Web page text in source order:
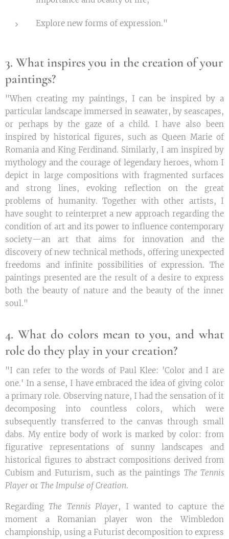
Explore new forms of expression."
3. What inspires you in the creation of your
paintings?
"When creating my paintings, I can be inspired by a
particular landscape immersed in seawater, by seascapes,
or perhaps by the gaze of a child. I have also been
inspired by historical figures, such as Queen Marie of
Romania and King Ferdinand. Similarly, I am inspired by
mythology and the courage of legendary heroes, whom I
depict in large compositions with fragmented surfaces
and strong lines, evoking reflection on the great
problems of humanity. Together with other artists, I
have sought to reinterpret a new approach regarding the
condition of art and its power to influence contemporary
society—an art that aims for innovation and the
discovery of new technical methods, offering unexpected
freedoms and infinite possibilities of expression. The
paintings presented are the result of a desire to express
both the beauty of nature and the beauty of the inner
soul."
4. What do colors mean to you, and what
role do they play in your creation?
"I can refer to the words of Paul Klee: 'Color and I are
one.' In a sense, I have embraced the idea of giving color
a primary role. Observing nature, I had the sensation of it
decomposing into countless colors, which were
subsequently transferred to the canvas through small
dabs. My entire body of work is marked by color: from
figurative representations of sunny landscapes and
historical figures to abstract compositions derived from
Cubism and Futurism, such as the paintings The Tennis
Player or The Impulse of Creation.
RegardingThe Tennis Player, I wanted to capture the
moment a Romanian player won the Wimbledon
championship, using a Futurist decomposition to express